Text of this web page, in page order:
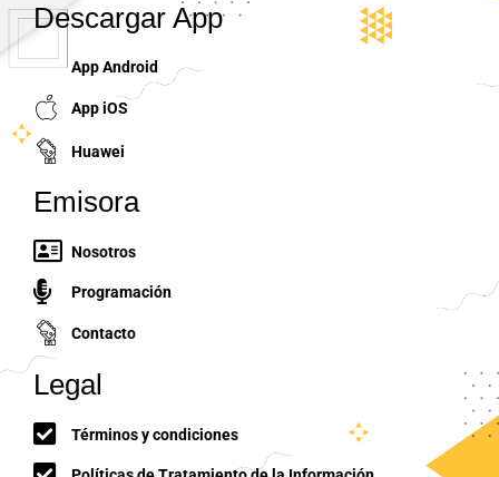
Descargar App
App Android
App iOS
Huawei
Emisora
Nosotros
Programación
Contacto
Legal
Términos y condiciones